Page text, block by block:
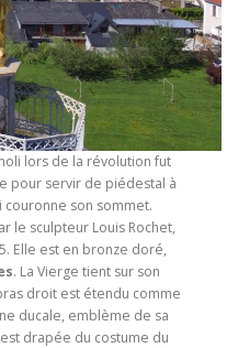
lors de la révolution fut
pour servir de piédestal à
couronne son sommet.
le sculpteur Louis Rochet,
Elle est en bronze doré,
. La Vierge tient sur son
droit est étendu comme
ducale, emblème de sa
drapée du costume du